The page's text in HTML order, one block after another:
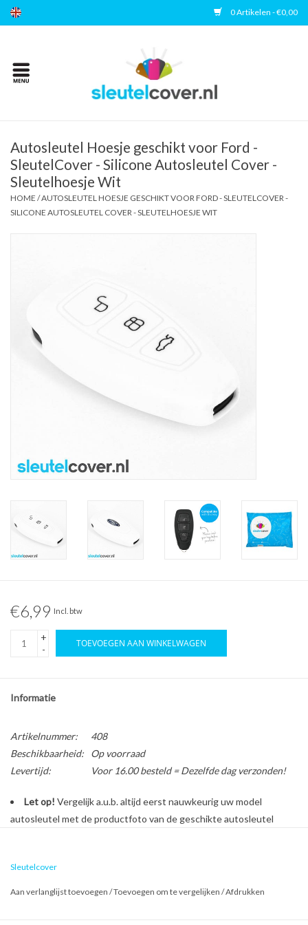
0 Artikelen - €0,00
Home
Accessoires
Veelgestelde vragen
Autosleutel Hoesje geschikt voor Ford -
SleutelCover - Silicone Autosleutel Cover -
Sleutelhoesje Wit
HOME /AUTOSLEUTEL HOESJE GESCHIKT VOOR FORD - SLEUTELCOVER -
SILICONE AUTOSLEUTEL COVER - SLEUTELHOESJE WIT
€6,99 Incl. btw
+
-
TOEVOEGEN AAN WINKELWAGEN
Informatie
Artikelnummer:
408
Beschikbaarheid:
Op voorraad
Levertijd:
Voor 16.00 besteld = Dezelfde dag verzonden!
Let op! Vergelijk a.u.b. altijd eerst nauwkeurig uw model
autosleutel met de productfoto van de geschikte autosleutel
Sleutelcover
Aan verlanglijst toevoegen /Toevoegen om te vergelijken /Afdrukken